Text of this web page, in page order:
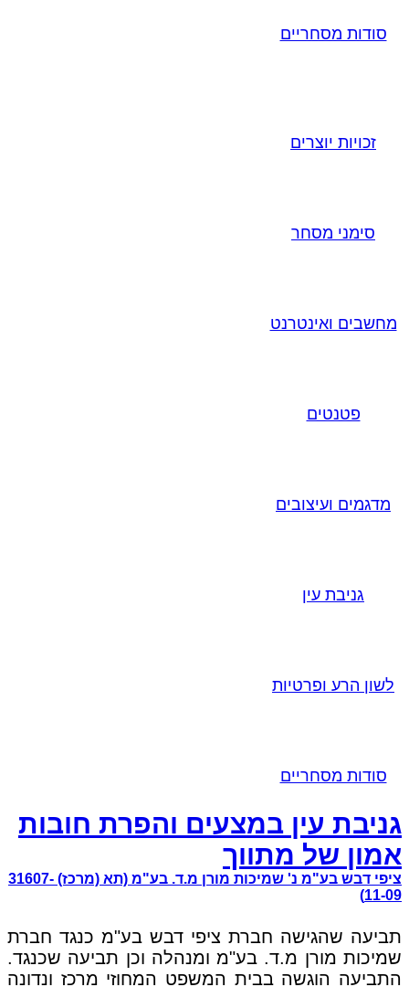
סודות מסחריים
זכויות יוצרים
סימני מסחר
מחשבים ואינטרנט
פטנטים
מדגמים ועיצובים
גניבת עין
לשון הרע ופרטיות
סודות מסחריים
גניבת עין במצעים והפרת חובות
אמון של מתווך
ציפי דבש בע"מ נ' שמיכות מורן מ.ד. בע"מ (תא (מרכז) 31607-
11-09)
תביעה שהגישה חברת ציפי דבש בע"מ כנגד חברת
שמיכות מורן מ.ד. בע"מ ומנהלה וכן תביעה שכנגד.
התביעה הוגשה בבית המשפט המחוזי מרכז ונדונה